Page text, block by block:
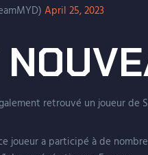
April 25, 2023
retrouvé un joueur
joueur a participé à de